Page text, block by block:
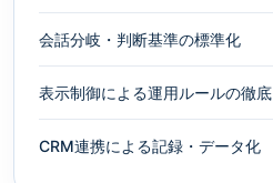
会話分岐・判断基準の標準化
表示制御による運用ルールの徹底
CRM連携による記録・データ化